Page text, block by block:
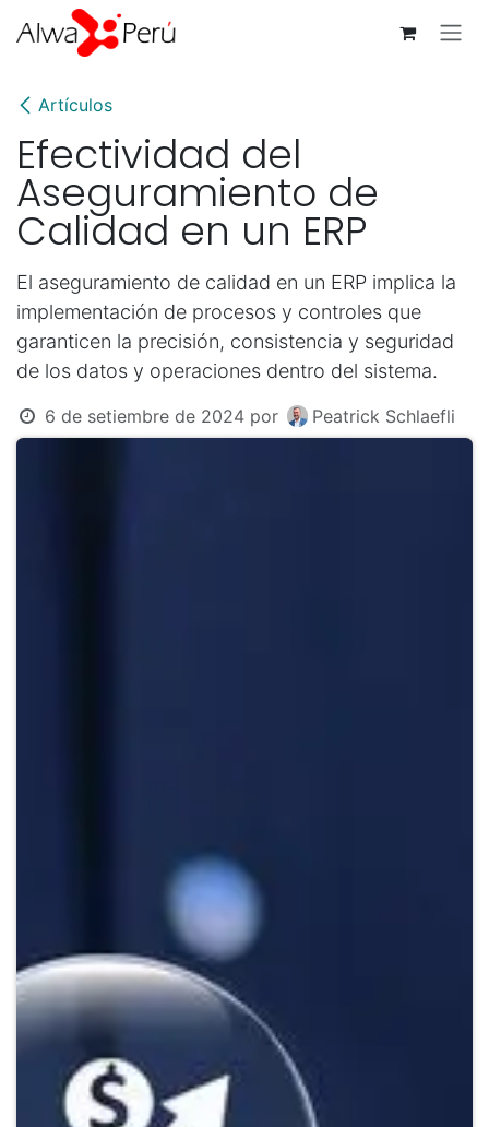
Ir al contenido
Artículos
Efectividad del
Aseguramiento de
Calidad en un ERP
El aseguramiento de calidad en un ERP implica la
implementación de procesos y controles que
garanticen la precisión, consistencia y seguridad
de los datos y operaciones dentro del sistema.
6 de setiembre de 2024 por Peatrick Schlaefli